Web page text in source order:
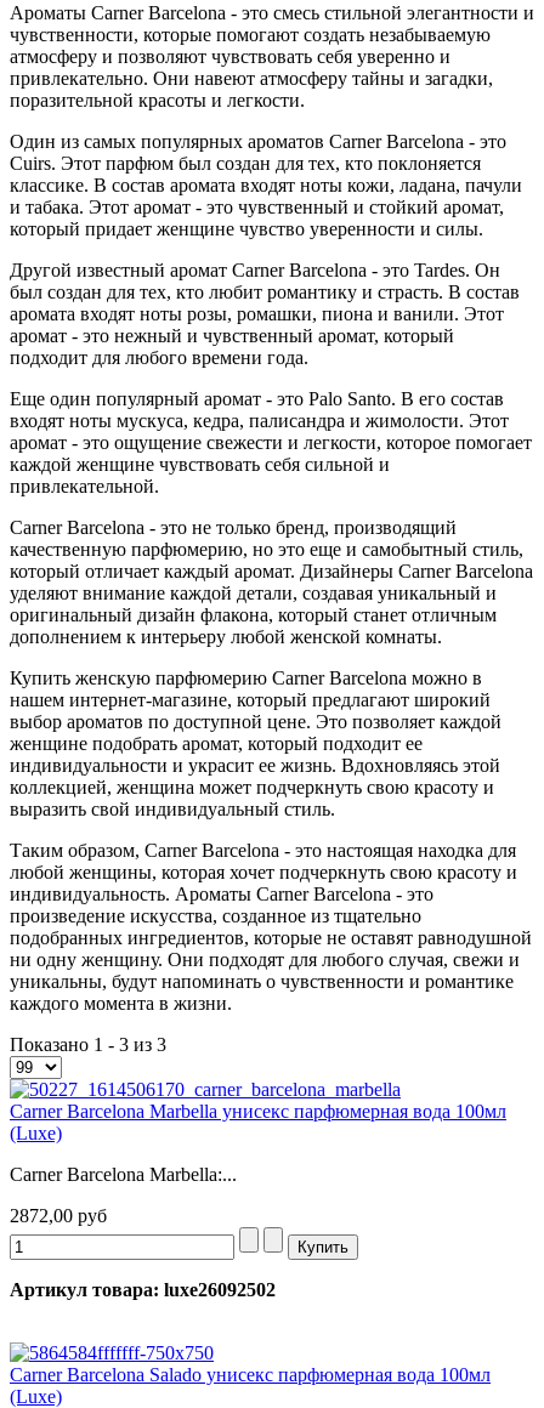
Ароматы Carner Barcelona - это смесь стильной элегантности и
чувственности, которые помогают создать незабываемую
атмосферу и позволяют чувствовать себя уверенно и
привлекательно. Они навеют атмосферу тайны и загадки,
поразительной красоты и легкости.
Один из самых популярных ароматов Carner Barcelona - это
Cuirs. Этот парфюм был создан для тех, кто поклоняется
классике. В состав аромата входят ноты кожи, ладана, пачули
и табака. Этот аромат - это чувственный и стойкий аромат,
который придает женщине чувство уверенности и силы.
Другой известный аромат Carner Barcelona - это Tardes. Он
был создан для тех, кто любит романтику и страсть. В состав
аромата входят ноты розы, ромашки, пиона и ванили. Этот
аромат - это нежный и чувственный аромат, который
подходит для любого времени года.
Еще один популярный аромат - это Palo Santo. В его состав
входят ноты мускуса, кедра, палисандра и жимолости. Этот
аромат - это ощущение свежести и легкости, которое помогает
каждой женщине чувствовать себя сильной и
привлекательной.
Carner Barcelona - это не только бренд, производящий
качественную парфюмерию, но это еще и самобытный стиль,
который отличает каждый аромат. Дизайнеры Carner Barcelona
уделяют внимание каждой детали, создавая уникальный и
оригинальный дизайн флакона, который станет отличным
дополнением к интерьеру любой женской комнаты.
Купить женскую парфюмерию Carner Barcelona можно в
нашем интернет-магазине, который предлагают широкий
выбор ароматов по доступной цене. Это позволяет каждой
женщине подобрать аромат, который подходит ее
индивидуальности и украсит ее жизнь. Вдохновляясь этой
коллекцией, женщина может подчеркнуть свою красоту и
выразить свой индивидуальный стиль.
Таким образом, Carner Barcelona - это настоящая находка для
любой женщины, которая хочет подчеркнуть свою красоту и
индивидуальность. Ароматы Carner Barcelona - это
произведение искусства, созданное из тщательно
подобранных ингредиентов, которые не оставят равнодушной
ни одну женщину. Они подходят для любого случая, свежи и
уникальны, будут напоминать о чувственности и романтике
каждого момента в жизни.
Показано 1 - 3 из 3
Carner Barcelona Marbella унисекс парфюмерная вода 100мл
(Luxe)
Carner Barcelona Marbella:...
2872,00 руб
Артикул товара: luxe26092502
Carner Barcelona Salado унисекс парфюмерная вода 100мл
(Luxe)